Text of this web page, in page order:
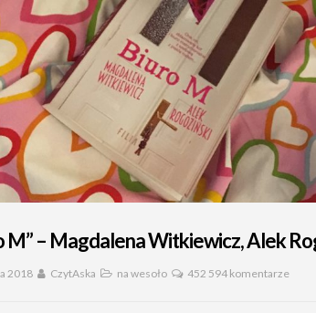
M” – Magdalena Witkiewicz, Alek
2018 CzytAska na wesoło 452 594 komentarze